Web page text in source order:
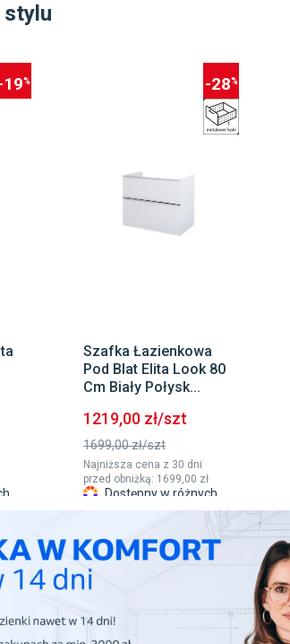
stylu
19 -28
Szafka Łazienkowa
Pod Blat Elita Look 80
Cm Biały Połysk...
1219,00 zł/szt
1699,00 zł/szt
Najniższa cena z 30 dni
przed obniżką: 1699,00 zł
Dostępny w różnych